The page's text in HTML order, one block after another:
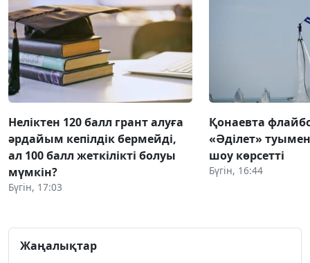
Неліктен 120 балл грант алуға
әрдайым кепілдік бермейді,
ал 100 балл жеткілікті болуы
мүмкін?
Бүгін, 17:03
Қонаевта
«Әділет» туымен
шоу көрсетті
Бүгін, 16:44
Жаңалықтар